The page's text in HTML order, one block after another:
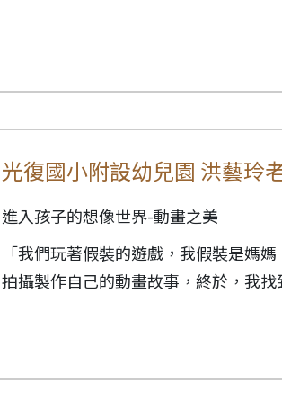
引著我的動畫《阿公講古》，故事內
種各樣不同的故事，而除了故事內容
著往後有新的故事上映，後來偶然間
到這些童年的記憶片段就這麼一直住
來不管是《企鵝家族》或是《阿 講古
歷程才能成就一個故事，有別於一般的
和動畫的緣分不僅止於童年，107學
個學期的時間將嗜好投入於學習區活
光復國小附設幼兒園 洪藝玲
進入孩子的想像世界-動畫之美
「我們玩著假裝的遊戲，我假裝是媽
拍攝製作自己的動畫故事，終於，我
從轉轉卡、費納奇鏡、光柵遊戲盒、
帶領著我和孩子們，進入一場奇幻的